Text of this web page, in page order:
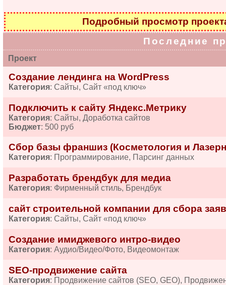
Подробный просмотр
Последние
Проект
Создание лендинга на WordPress
Категория: Сайты, Сайт «под ключ»
Подключить к сайту Яндекс.Метрику
Категория: Сайты, Доработка сайтов
Бюджет: 500 руб
Сбор базы франшиз (Косметология и
Категория: Программирование, Парсинг данных
Разработать брендбук для медиа
Категория: Фирменный стиль, Брендбук
сайт строительной компании для сбора
Категория: Сайты, Сайт «под ключ»
Создание имиджевого интро-видео
Категория: Аудио/Видео/Фото, Видеомонтаж
SEO-продвижение сайта
Категория: Продвижение сайтов (SEO, GEO),